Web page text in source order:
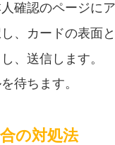
確認のページにア
、カードの表面
、送信します。
待ちます。
の対処法